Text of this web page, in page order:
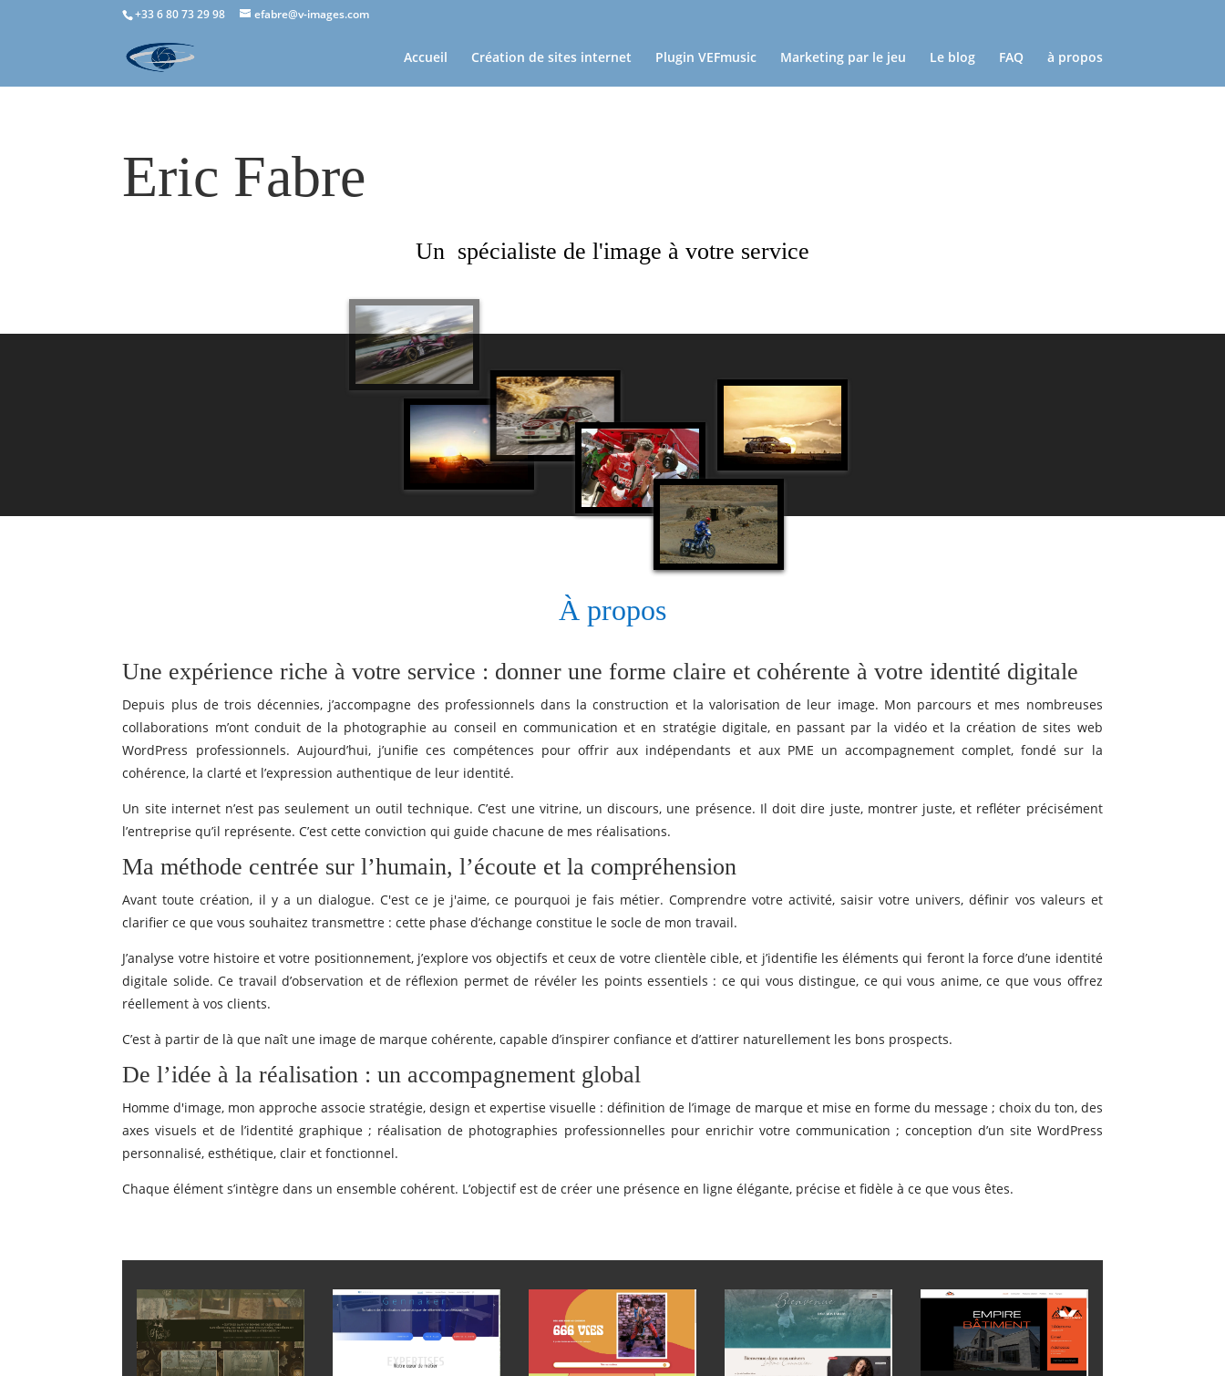
+33 6 80 73 29 98 efabre@v-images.com
Accueil Création de sites internet Plugin VEFmusic Marketing par le jeu Le blog FAQ à propos
Eric Fabre
Un spécialiste de l'image à votre service
À propos
Une expérience riche à votre service : donner une forme claire et cohérente à votre identité digitale
Depuis plus de trois décennies, j’accompagne des professionnels dans la construction et la valorisation de leur image. Mon parcours et mes nombreuses
collaborations m’ont conduit de la photographie au conseil en communication et en stratégie digitale, en passant par la vidéo et la création de sites web
WordPress professionnels. Aujourd’hui, j’unifie ces compétences pour offrir aux indépendants et aux PME un accompagnement complet, fondé sur la
cohérence, la clarté et l’expression authentique de leur identité.
Un site internet n’est pas seulement un outil technique. C’est une vitrine, un discours, une présence. Il doit dire juste, montrer juste, et refléter précisément
l’entreprise qu’il représente. C’est cette conviction qui guide chacune de mes réalisations.
Ma méthode centrée sur l’humain, l’écoute et la compréhension
Avant toute création, il y a un dialogue. C'est ce je j'aime, ce pourquoi je fais métier. Comprendre votre activité, saisir votre univers, définir vos valeurs et
clarifier ce que vous souhaitez transmettre : cette phase d’échange constitue le socle de mon travail.
J’analyse votre histoire et votre positionnement, j’explore vos objectifs et ceux de votre clientèle cible, et j’identifie les éléments qui feront la force d’une identité
digitale solide. Ce travail d’observation et de réflexion permet de révéler les points essentiels : ce qui vous distingue, ce qui vous anime, ce que vous offrez
réellement à vos clients.
C’est à partir de là que naît une image de marque cohérente, capable d’inspirer confiance et d’attirer naturellement les bons prospects.
De l’idée à la réalisation : un accompagnement global
Homme d'image, mon approche associe stratégie, design et expertise visuelle : définition de l’image de marque et mise en forme du message ; choix du ton, des
axes visuels et de l’identité graphique ; réalisation de photographies professionnelles pour enrichir votre communication ; conception d’un site WordPress
personnalisé, esthétique, clair et fonctionnel.
Chaque élément s’intègre dans un ensemble cohérent. L’objectif est de créer une présence en ligne élégante, précise et fidèle à ce que vous êtes.